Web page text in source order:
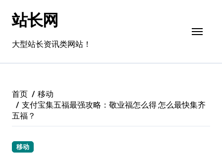
站长网
大型站长资讯类网站！
首页
移动
支付宝集五福最强攻略：敬业福怎么得 怎么最快集齐
五福？
移动